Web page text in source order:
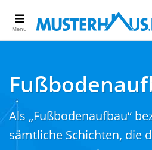
Menü
Als „Fußbodenaufbau“
sämtliche Schichten, die